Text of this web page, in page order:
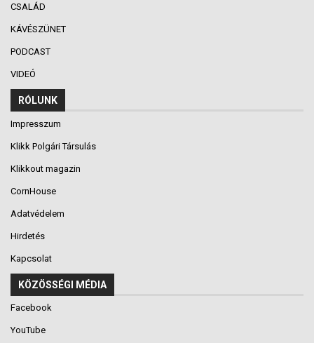
CSALÁD
KÁVÉSZÜNET
PODCAST
VIDEÓ
RÓLUNK
Impresszum
Klikk Polgári Társulás
Klikkout magazin
CornHouse
Adatvédelem
Hirdetés
Kapcsolat
KÖZÖSSÉGI MÉDIA
Facebook
YouTube